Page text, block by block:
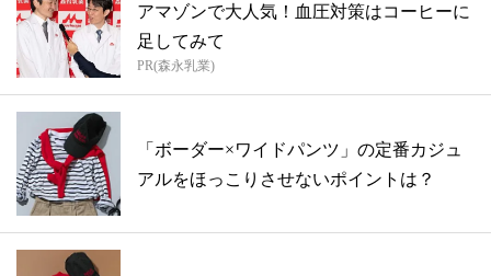
アマゾンで大人気！血圧対策はコーヒーに
足してみて
PR(森永乳業)
「ボーダー×ワイドパンツ」の定番カジュ
アルをほっこりさせないポイントは？